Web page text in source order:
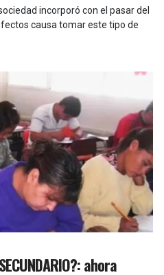
incorporó con el pasar del
causa tomar este tipo de
ahora